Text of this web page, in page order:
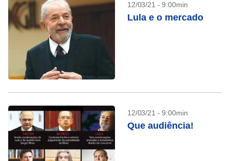
12/03/21 - 9:00min
Lula e o mercado
12/03/21 - 9:00min
Que audiência!